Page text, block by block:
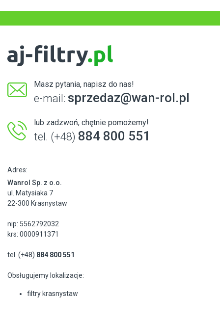
Masz pytania, napisz do nas!
e-mail: sprzedaz@wan-rol.pl
lub zadzwoń, chętnie pomożemy!
tel. (+48) 884 800 551
Adres:
Wanrol Sp. z o.o.
ul. Matysiaka 7
22-300 Krasnystaw
nip: 5562792032
krs: 0000911371
tel. (+48) 884 800 551
Obsługujemy lokalizacje:
filtry krasnystaw